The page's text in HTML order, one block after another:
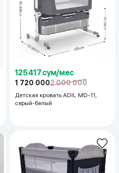
125 417 сум/мес
1 720 0002 000 000
Детская кровать ADIL MD-11,
серый-белый